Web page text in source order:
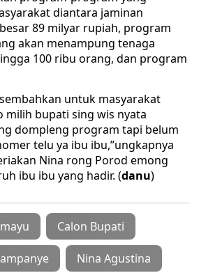
diantara jaminan
89 milyar rupiah, program
akan menampung tenaga
100 ribu orang, dan program
untuk masyarakat
milih bupati sing wis nyata
dompleng program tapi belum
telu ya ibu ibu,”ungkapnya
Nina rong Porod emong
ibu ibu yang hadir. (danu)
Calon Bupati
Nina Agustina